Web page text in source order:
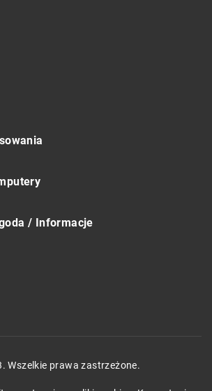
/ Informacje
Wszelkie prawa zastrzeżone.